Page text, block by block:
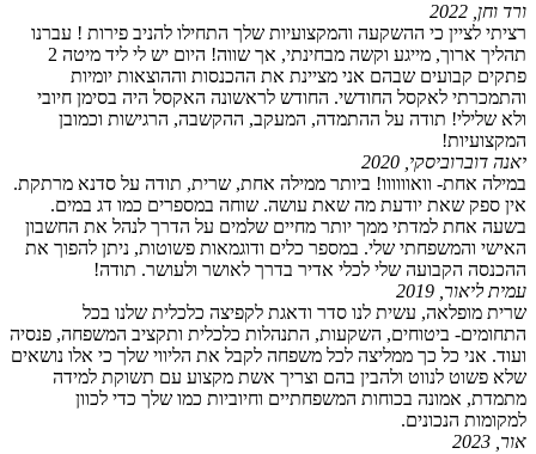
ורד וחן, 2022
רציתי לציין כי ההשקעה והמקצועיות שלך התחילו להניב פירות ! עברנו
תהליך ארוך, מייגע וקשה מבחינתי, אך שווה! היום יש לי ליד מיטה 2
פתקים קבועים שבהם אני מציינת את ההכנסות וההוצאות יומיות
והתמכרתי לאקסל החודשי. החודש לראשונה האקסל היה בסימן חיובי
ולא שלילי! תודה על ההתמדה, המעקב, ההקשבה, הרגישות וכמובן
המקצועיות!
יאנה דוברוביסקי, 2020
במילה אחת- וואוווווו! ביותר ממילה אחת, שרית, תודה על סדנא מרתקת.
אין ספק שאת יודעת מה שאת עושה. שוחה במספרים כמו דג במים.
בשעה אחת למדתי ממך יותר מחיים שלמים על הדרך לנהל את החשבון
האישי והמשפחתי שלי. במספר כלים ודוגמאות פשוטות, ניתן להפוך את
ההכנסה הקבועה שלי לכלי אדיר בדרך לאושר ולעושר. תודה!
עמית ליאור, 2019
שרית מופלאה, עשית לנו סדר ודאגת לקפיצה כלכלית שלנו בכל
התחומים- ביטוחים, השקעות, התנהלות כלכלית ותקציב המשפחה, פנסיה
ועוד. אני כל כך ממליצה לכל משפחה לקבל את הליווי שלך כי אלו נושאים
שלא פשוט לנווט ולהבין בהם וצריך אשת מקצוע עם תשוקת למידה
מתמדת, אמונה בכוחות המשפחתיים וחיוביות כמו שלך כדי לכוון
למקומות הנכונים.
אור, 2023